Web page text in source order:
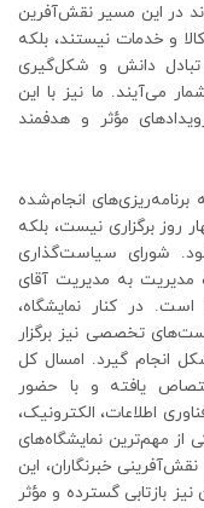
در این مسیر نقش‌آفرین
و خدمات نیستند، بلکه
تبادل دانش و شکل‌گیری
می‌آیند. ما نیز با این
مؤثر و هدفمند
انجام‌شده
روز برگزاری نیست، بلکه
شورای سیاست‌گذاری
مدیریت به مدیریت آقای
است. در کنار نمایشگاه،
تخصصی نیز برگزار
انجام گیرد. امسال کل
یافته و با حضور
اطلاعات، الکترونیک،
از مهم‌ترین نمایشگاه‌های
خبرنگاران، این
بازتابی گسترده و مؤثر